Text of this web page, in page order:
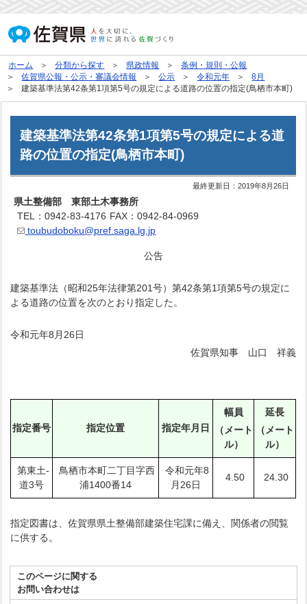
ホーム 分類から探す 県政情報
条例・規則・公報
佐賀県公報・公示・審議会情報
公示 令和元年
8月
建築基準法第42条第1項第5号の規定による道路の位置の指定(鳥栖市本町)
建築基準法第42条第1項第5号の規定による道
路の位置の指定(鳥栖市本町)
最終更新日：2019年8月26日
県土整備部 東部土木事務所
TEL：0942-83-4176 FAX：0942-84-0969
toubudoboku@pref.saga.lg.jp
公告
建築基準法（昭和25年法律第201号）第42条第1項第5号の規定に
よる道路の位置を次のとおり指定した。
令和元年8月26日
佐賀県知事 山口 祥義
指定番号 指定位置 指定年月日
幅員
（メート
ル）
延長
（メート
ル）
第東土-
道3号
鳥栖市本町二丁目字西
浦1400番14
令和元年8
月26日
4.50 24.30
指定図書は、佐賀県県土整備部建築住宅課に備え、関係者の閲覧
に供する。
このページに関する
お問い合わせは